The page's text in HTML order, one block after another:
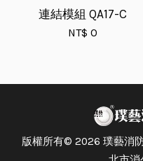
連結模組 QA17-C
NT$ 0
版權所有© 2026 璞